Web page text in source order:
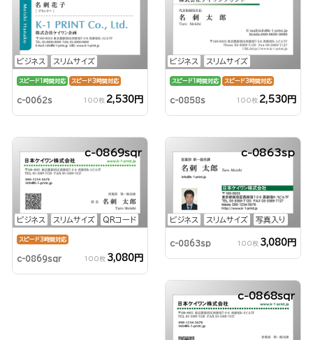
ビジネス スリムサイズ
スピード1時間対応 スピード3時間対応
c-0062s 100枚 2,530円
ビジネス スリムサイズ
スピード1時間対応 スピード3時間対応
c-0858s 100枚 2,530円
ビジネス スリムサイズ QRコード
c-0869sqr
スピード3時間対応
c-0869sqr 100枚 3,080円
ビジネス スリムサイズ 写真入り
c-0863sp
c-0863sp 100枚 3,080円
c-0868sqr